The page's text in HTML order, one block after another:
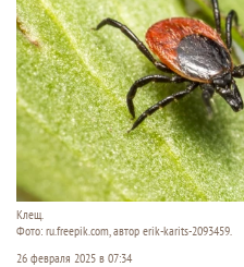
Клещ.
Фото: ru.freepik.com, автор erik-karits-2093459.
26 февраля 2025 в 07:34